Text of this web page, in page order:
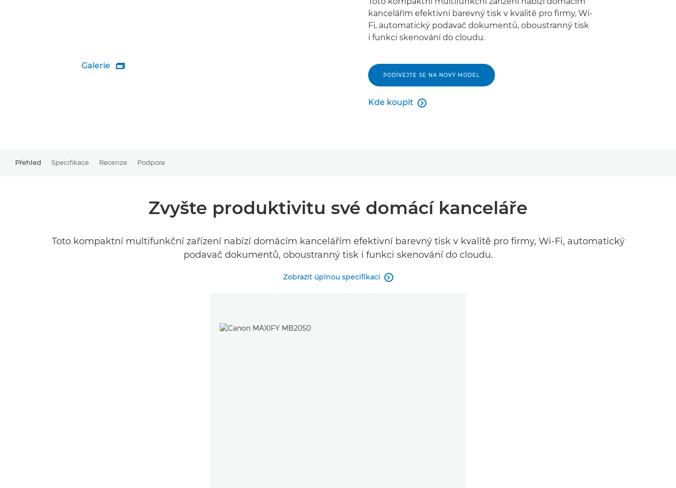
Galerie 
kancelářím efektivní barevný tisk v kvalitě pro firmy, Wi-
Fi, automatický podavač dokumentů, oboustranný tisk
i funkci skenování do cloudu.
PODÍVEJTE SE NA NOVÝ MODEL
Kde koupit
Kde koupit

Přehled Specifikace Recenze Podpora
Zvyšte produktivitu své domácí kanceláře
Toto kompaktní multifunkční zařízení nabízí domácím kancelářím efektivní barevný tisk v kvalitě pro firmy, Wi-Fi, automatický
podavač dokumentů, oboustranný tisk i funkci skenování do cloudu.
Zobrazit úplnou specifikaci 